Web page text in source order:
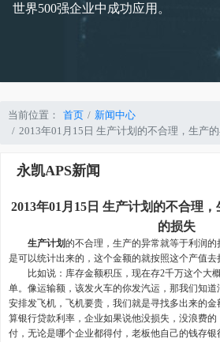
世界500强企业中成功应用。
当前位置： 首页
新闻中心
2013年01月15日 生产计划的不合理，生产
永凯APS新闻
2013年01月15日 生产计划的不合理
的损失
生产计划的不合理，生产的异常就等于利润
是可以统计出来的，这个金额的就按照这个产值去
比如说：库存金额积压，现在存2千万这个大
单。像运输额，该发火车的你发汽运，那我们知道
安排发飞机，飞机要贵，我们就是寻找多出来的
算银行贷款利率，企业如果说他没损失，没浪费
付，无论是哪个企业都得付，老板他自己的钱存